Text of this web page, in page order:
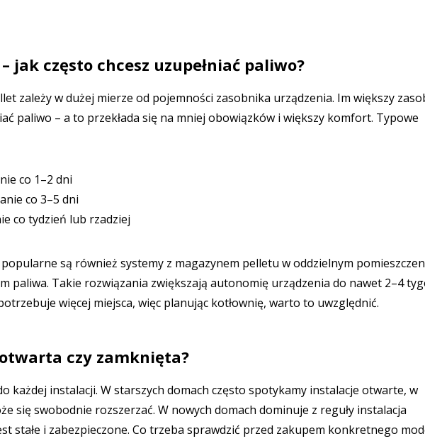
jak często chcesz uzupełniać paliwo?
zależy w dużej mierze od pojemności zasobnika urządzenia. Im większy
paliwo – a to przekłada się na mniej obowiązków i większy komfort. Typowe
co 1–2 dni
co 3–5 dni
co tydzień lub rzadziej
są również systemy z magazynem pelletu w oddzielnym
paliwa. Takie rozwiązania zwiększają autonomię urządzenia do nawet 2–4
więcej miejsca, więc planując kotłownię, warto to uwzględnić.
czy zamknięta?
każdej instalacji. W starszych domach często spotykamy instalacje otwarte, w
się swobodnie rozszerzać. W nowych domach dominuje z reguły instalacja
stałe i zabezpieczone. Co trzeba sprawdzić przed zakupem konkretnego